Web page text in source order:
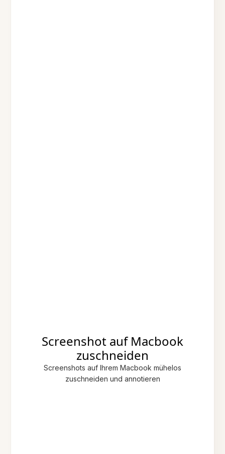
Screenshot auf Macbook
zuschneiden
Screenshots auf Ihrem Macbook mühelos
zuschneiden und annotieren